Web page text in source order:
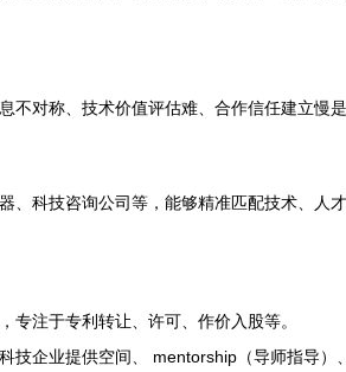
不对称、技术价值评估难、合作信任建立
、科技咨询公司等，能够精准匹配技术、
专注于专利转让、许可、作价入股等。
技企业提供空间、 mentorship（导师指导）